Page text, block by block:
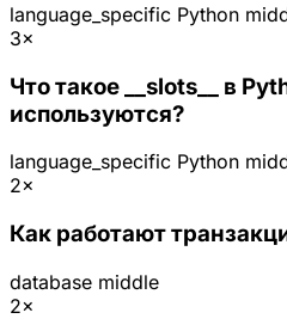
language_specific Python
3×
Что такое __slots__ в
используются?
language_specific Python
2×
Как работают
database middle
2×